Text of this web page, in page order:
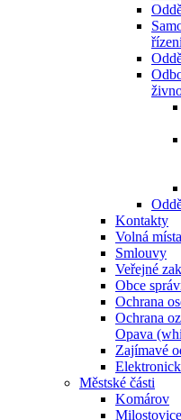
Kontakty
Volná místa
Smlouvy
Veřejné
Obce
Ochrana
Ochrana
Opava
Zajímavé
Městské části
Komárov
Milostovice